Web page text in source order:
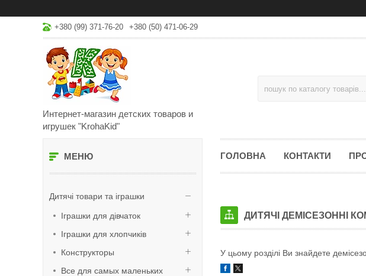
+380 (99) 371-76-20 +380 (50) 471-06-29
Интернет-магазин детских товаров и
игрушек "KrohaKid"
Дитячі товари та іграшки
Іграшки для дівчаток
Іграшки для хлопчиків
Конструкторы
Все для самых маленьких
ГОЛОВНА КОНТАКТИ
ДИТЯЧІ ДЕМІСЕЗОННІ
У цьому розділі Ви знайдете